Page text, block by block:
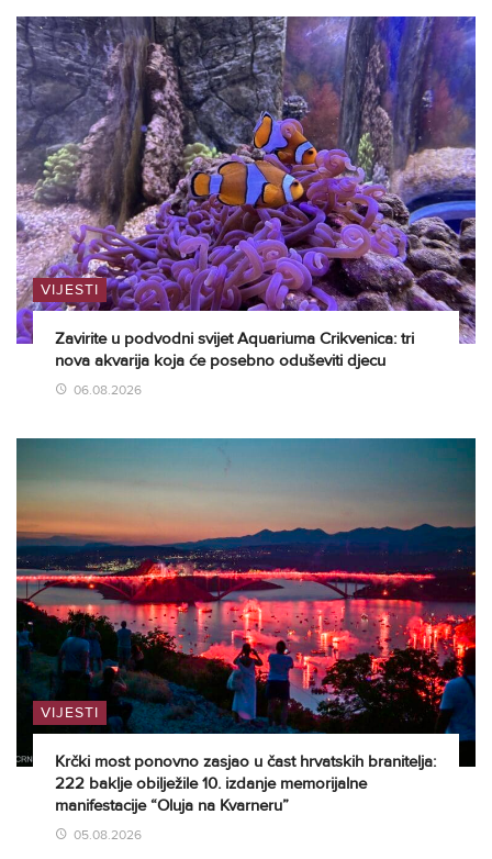
VIJESTI
Zavirite u podvodni svijet Aquariuma Crikvenica: tri
nova akvarija koja će posebno oduševiti djecu
06.08.2026
VIJESTI
Krčki most ponovno zasjao u čast hrvatskih branitelja:
222 baklje obilježile 10. izdanje memorijalne
manifestacije “Oluja na Kvarneru”
05.08.2026